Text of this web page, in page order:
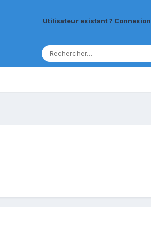
Utilisateur existant ? Connexion